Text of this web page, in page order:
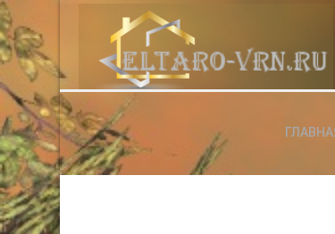
АВТОРИЗАЦИЯ НА САЙТЕ
Чужой компьютер